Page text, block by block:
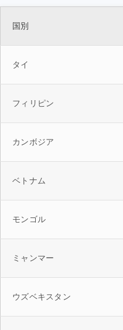
国別
タイ
フィリピン
カンボジア
ベトナム
モンゴル
ミャンマー
ウズベキスタン